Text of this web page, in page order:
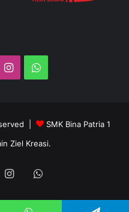
InstagramWhatsApp
|
SMK Bina Patria 1
Ziel Kreasi.
InstagramWhatsApp